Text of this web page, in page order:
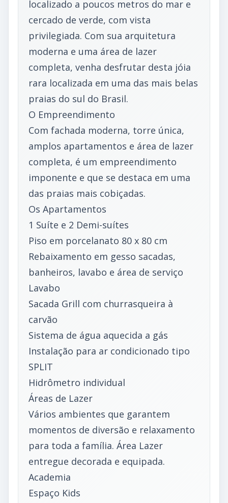
localizado a poucos metros do mar e
cercado de verde, com vista
privilegiada. Com sua arquitetura
moderna e uma área de lazer
completa, venha desfrutar desta jóia
rara localizada em uma das mais belas
praias do sul do Brasil.
O Empreendimento
Com fachada moderna, torre única,
amplos apartamentos e área de lazer
completa, é um empreendimento
imponente e que se destaca em uma
das praias mais cobiçadas.
Os Apartamentos
1 Suíte e 2 Demi-suítes
Piso em porcelanato 80 x 80 cm
Rebaixamento em gesso sacadas,
banheiros, lavabo e área de serviço
Lavabo
Sacada Grill com churrasqueira à
carvão
Sistema de água aquecida a gás
Instalação para ar condicionado tipo
SPLIT
Hidrômetro individual
Áreas de Lazer
Vários ambientes que garantem
momentos de diversão e relaxamento
para toda a família. Área Lazer
entregue decorada e equipada.
Academia
Espaço Kids